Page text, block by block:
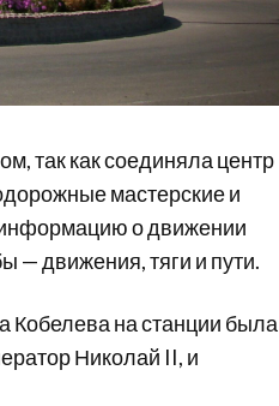
так как соединяла центр
мастерские и
информацию о движении
— движения, тяги и пути.
Кобелева на станции была
Николай II, и